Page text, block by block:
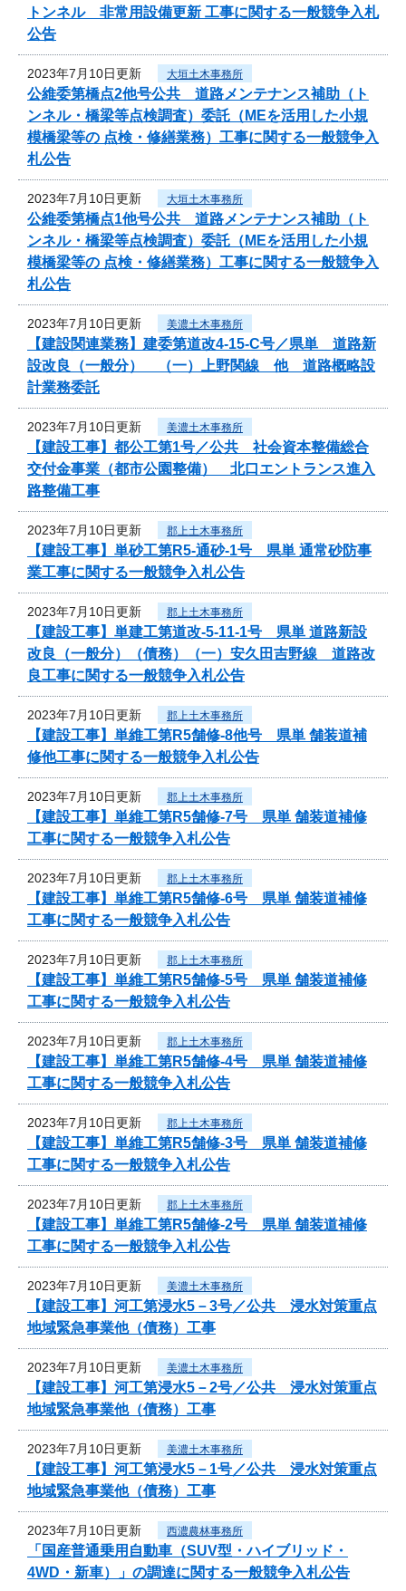
トンネル 非常用設備更新 工事に関する一般競争入札
公告
2023年7月10日更新 大垣土木事務所
公維委第橋点2他号公共 道路メンテナンス補助（ト
ンネル・橋梁等点検調査）委託（MEを活用した小規
模橋梁等の 点検・修繕業務）工事に関する一般競争入
札公告
2023年7月10日更新 大垣土木事務所
公維委第橋点1他号公共 道路メンテナンス補助（ト
ンネル・橋梁等点検調査）委託（MEを活用した小規
模橋梁等の 点検・修繕業務）工事に関する一般競争入
札公告
2023年7月10日更新 美濃土木事務所
【建設関連業務】建委第道改4-15-C号／県単 道路新
設改良（一般分） （一）上野関線 他 道路概略設
計業務委託
2023年7月10日更新 美濃土木事務所
【建設工事】都公工第1号／公共 社会資本整備総合
交付金事業（都市公園整備） 北口エントランス進入
路整備工事
2023年7月10日更新 郡上土木事務所
【建設工事】単砂工第R5-通砂-1号 県単 通常砂防事
業工事に関する一般競争入札公告
2023年7月10日更新 郡上土木事務所
【建設工事】単建工第道改-5-11-1号 県単 道路新設
改良（一般分）（債務）（一）安久田吉野線 道路改
良工事に関する一般競争入札公告
2023年7月10日更新 郡上土木事務所
【建設工事】単維工第R5舗修-8他号 県単 舗装道補
修他工事に関する一般競争入札公告
2023年7月10日更新 郡上土木事務所
【建設工事】単維工第R5舗修-7号 県単 舗装道補修
工事に関する一般競争入札公告
2023年7月10日更新 郡上土木事務所
【建設工事】単維工第R5舗修-6号 県単 舗装道補修
工事に関する一般競争入札公告
2023年7月10日更新 郡上土木事務所
【建設工事】単維工第R5舗修-5号 県単 舗装道補修
工事に関する一般競争入札公告
2023年7月10日更新 郡上土木事務所
【建設工事】単維工第R5舗修-4号 県単 舗装道補修
工事に関する一般競争入札公告
2023年7月10日更新 郡上土木事務所
【建設工事】単維工第R5舗修-3号 県単 舗装道補修
工事に関する一般競争入札公告
2023年7月10日更新 郡上土木事務所
【建設工事】単維工第R5舗修-2号 県単 舗装道補修
工事に関する一般競争入札公告
2023年7月10日更新 美濃土木事務所
【建設工事】河工第浸水5－3号／公共 浸水対策重点
地域緊急事業他（債務）工事
2023年7月10日更新 美濃土木事務所
【建設工事】河工第浸水5－2号／公共 浸水対策重点
地域緊急事業他（債務）工事
2023年7月10日更新 美濃土木事務所
【建設工事】河工第浸水5－1号／公共 浸水対策重点
地域緊急事業他（債務）工事
2023年7月10日更新 西濃農林事務所
「国産普通乗用自動車（SUV型・ハイブリッド・
4WD・新車）」の調達に関する一般競争入札公告